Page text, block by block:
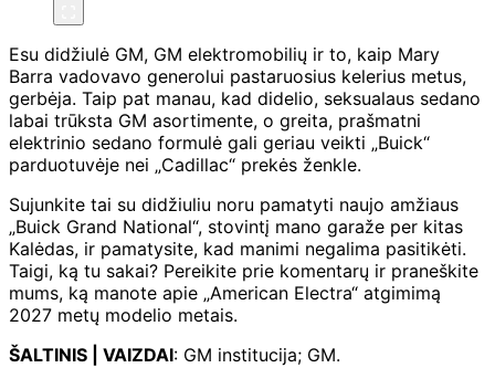
Esu didžiulė GM, GM elektromobilių ir to, kaip Mary
Barra vadovavo generolui pastaruosius kelerius metus,
gerbėja. Taip pat manau, kad didelio, seksualaus sedano
labai trūksta GM asortimente, o greita, prašmatni
elektrinio sedano formulė gali geriau veikti „Buick“
parduotuvėje nei „Cadillac“ prekės ženkle.
Sujunkite tai su didžiuliu noru pamatyti naujo amžiaus
„Buick Grand National“, stovintį mano garaže per kitas
Kalėdas, ir pamatysite, kad manimi negalima pasitikėti.
Taigi, ką tu sakai? Pereikite prie komentarų ir praneškite
mums, ką manote apie „American Electra“ atgimimą
2027 metų modelio metais.
ŠALTINIS | VAIZDAI: GM institucija; GM.